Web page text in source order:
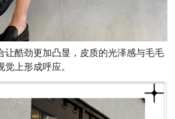
让酷劲更加凸显，皮质的光泽感与毛毛
上形成呼应。